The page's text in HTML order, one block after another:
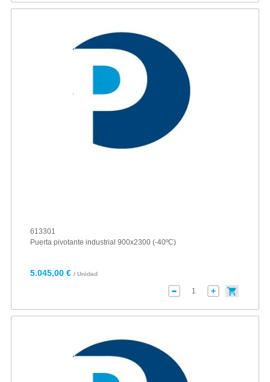
613301
Puerta pivotante industrial 900x2300 (-40ºC)
5.045,00 € / Unidad